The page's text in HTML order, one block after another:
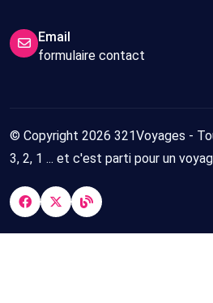
Email
formulaire contact
© Copyright 2026 321Voyages -
3, 2, 1 ... et c'est parti pour un